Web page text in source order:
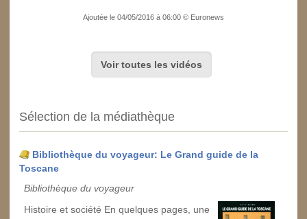
Ajoutée le 04/05/2016 à 06:00 © Euronews
Voir toutes les vidéos
Sélection de la médiathèque
Bibliothèque du voyageur: Le Grand guide de la
Toscane
Bibliothèque du voyageur
Histoire et société En quelques pages, une